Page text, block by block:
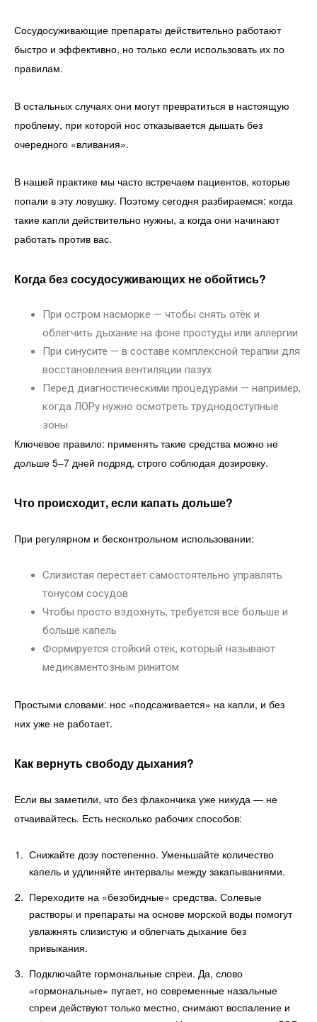
Сосудосуживающие препараты действительно работают
быстро и эффективно, но только если использовать их по
правилам.
В остальных случаях они могут превратиться в настоящую
проблему, при которой нос отказывается дышать без
очередного «вливания».
В нашей практике мы часто встречаем пациентов, которые
попали в эту ловушку. Поэтому сегодня разбираемся: когда
такие капли действительно нужны, а когда они начинают
работать против вас.
Когда без сосудосуживающих не обойтись?
При остром насморке — чтобы снять отёк и
облегчить дыхание на фоне простуды или аллергии
При синусите — в составе комплексной терапии для
восстановления вентиляции пазух
Перед диагностическими процедурами — например,
когда ЛОРу нужно осмотреть труднодоступные
зоны
Ключевое правило: применять такие средства можно не
дольше 5–7 дней подряд, строго соблюдая дозировку.
Что происходит, если капать дольше?
При регулярном и бесконтрольном использовании:
Слизистая перестаёт самостоятельно управлять
тонусом сосудов
Чтобы просто вздохнуть, требуется всё больше и
больше капель
Формируется стойкий отёк, который называют
медикаментозным ринитом
Простыми словами: нос «подсаживается» на капли, и без
них уже не работает.
Как вернуть свободу дыхания?
Если вы заметили, что без флакончика уже никуда — не
отчаивайтесь. Есть несколько рабочих способов:
Снижайте дозу постепенно. Уменьшайте количество
капель и удлиняйте интервалы между закапываниями.
Переходите на «безобидные» средства. Солевые
растворы и препараты на основе морской воды помогут
увлажнять слизистую и облегчать дыхание без
привыкания.
Подключайте гормональные спреи. Да, слово
«гормональные» пугает, но современные назальные
спреи действуют только местно, снимают воспаление и